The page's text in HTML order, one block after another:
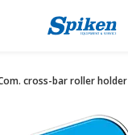
cross-bar roller holder